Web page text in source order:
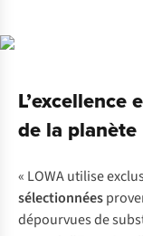
L’excellence
de la planète
« LOWA utilise
sélectionnées
dépourvues de